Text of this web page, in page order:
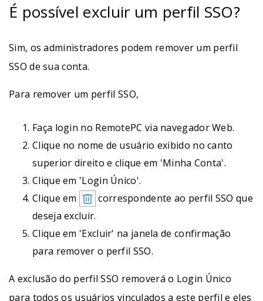
É possível excluir um perfil SSO?
Sim, os administradores podem remover um perfil
SSO de sua conta.
Para remover um perfil SSO,
Faça login no RemotePC via navegador Web.
Clique no nome de usuário exibido no canto
superior direito e clique em 'Minha Conta'.
Clique em 'Login Único'.
Clique em
correspondente ao perfil SSO que
deseja excluir.
Clique em 'Excluir' na janela de confirmação
para remover o perfil SSO.
A exclusão do perfil SSO removerá o Login Único
para todos os usuários vinculados a este perfil e eles